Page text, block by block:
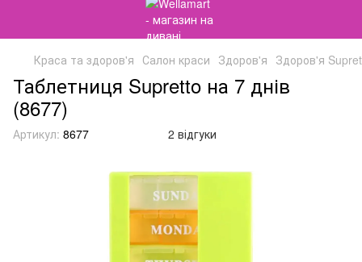
Краса та здоров'я Салон краси Здоров'я Здоров'я
Таблетниця Supretto на 7 днів
(8677)
Артикул: 8677 2 відгуки